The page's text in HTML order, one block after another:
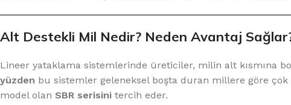
Alt Destekli Mil Nedir? Neden Avantaj
Lineer yataklama sistemlerinde üreticiler, milin alt kısmına
yüzden bu sistemler geleneksel boşta duran millere göre
model olan SBR serisini tercih eder.